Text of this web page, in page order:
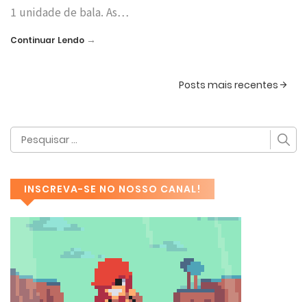
1 unidade de bala. As…
Continuar Lendo →
Posts mais recentes
INSCREVA-SE NO NOSSO CANAL!